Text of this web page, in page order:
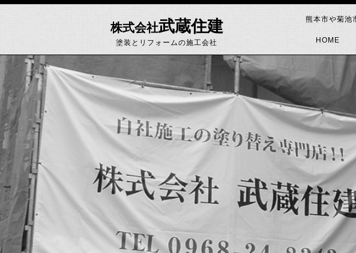
HOME
塗装とリフォームの施工会社
株式会社武蔵住建 熊本市や菊池